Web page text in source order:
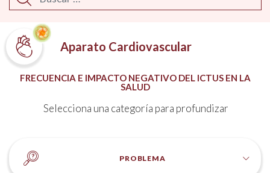
Aparato Cardiovascular
FRECUENCIA E IMPACTO NEGATIVO DEL ICTUS EN LA
SALUD
Selecciona una categoría para profundizar
PROBLEMA